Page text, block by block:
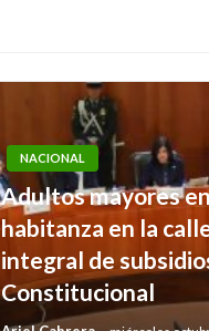
NACIONAL
Adultos mayores
habitanza en la
integral de
Constitucional